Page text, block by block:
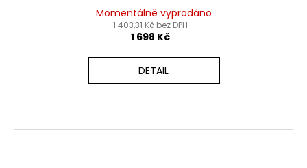
Momentálně vyprodáno
1 403,31 Kč bez DPH
1 698 Kč
DETAIL